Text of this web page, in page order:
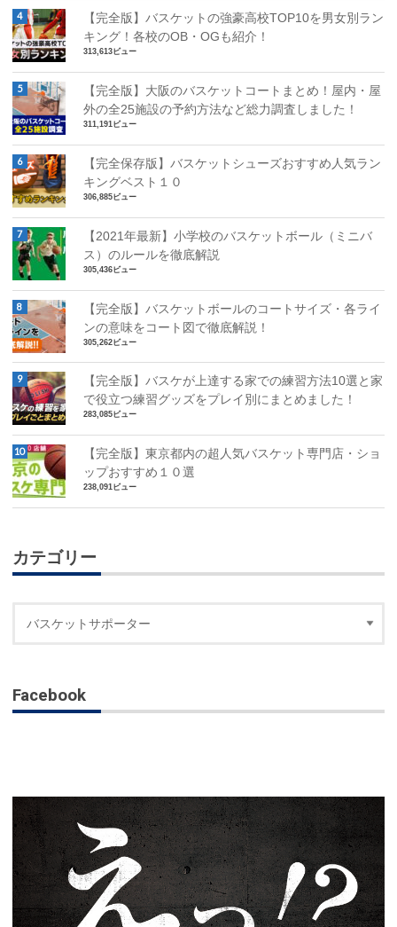
【完全版】バスケットの強豪高校TOP10を男女別ラン
キング！各校のOB・OGも紹介！
313,613ビュー
【完全版】大阪のバスケットコートまとめ！屋内・屋
外の全25施設の予約方法など総力調査しました！
311,191ビュー
【完全保存版】バスケットシューズおすすめ人気ラン
キングベスト１０
306,885ビュー
【2021年最新】小学校のバスケットボール（ミニバ
ス）のルールを徹底解説
305,436ビュー
【完全版】バスケットボールのコートサイズ・各ライ
ンの意味をコート図で徹底解説！
305,262ビュー
【完全版】バスケが上達する家での練習方法10選と家
で役立つ練習グッズをプレイ別にまとめました！
283,085ビュー
【完全版】東京都内の超人気バスケット専門店・ショ
ップおすすめ１０選
238,091ビュー
カテゴリー
Facebook